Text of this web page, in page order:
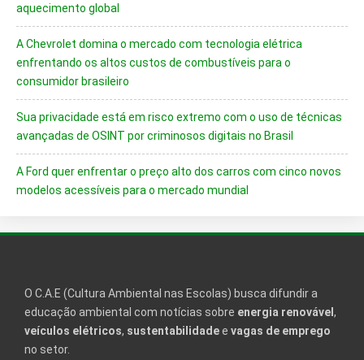
aquecimento global
A Chevrolet domina o mercado com tecnologia elétrica
enfrentando os altos custos de combustíveis para o
consumidor brasileiro
Sua privacidade está em risco extremo com o uso de técnicas
avançadas de OSINT por criminosos digitais no Brasil
A Ford quer enfrentar o preço alto dos carros com cinco novos
modelos acessíveis para o mercado mundial
O C.A.E (Cultura Ambiental nas Escolas) busca difundir a
educação ambiental com notícias sobre energia renovável ,
veículos elétricos, sustentabilidadee vagas de emprego
no setor.